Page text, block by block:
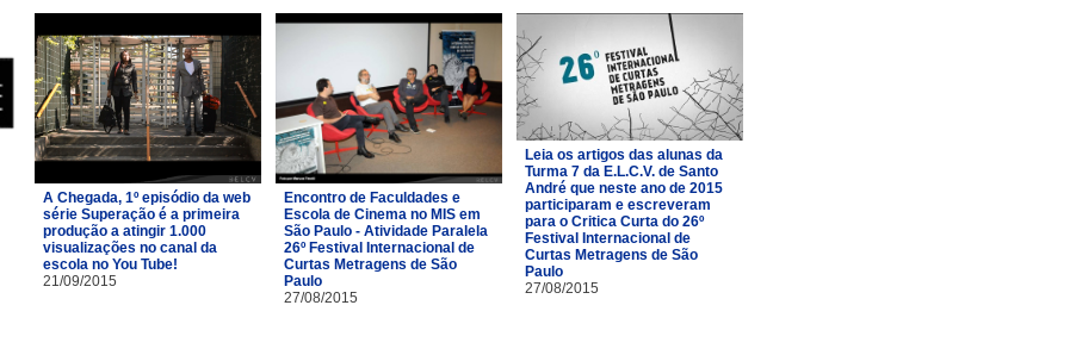
A Chegada, 1º episódio da web
série Superação é a primeira
produção a atingir 1.000
visualizações no canal da
escola no You Tube!
21/09/2015
Encontro de Faculdades e
Escola de Cinema no MIS em
São Paulo - Atividade Paralela
26º Festival Internacional de
Curtas Metragens de São
Paulo
27/08/2015
Leia os artigos das alunas da
Turma 7 da E.L.C.V. de Santo
André que neste ano de 2015
participaram e escreveram
para o Critica Curta do 26º
Festival Internacional de
Curtas Metragens de São
Paulo
27/08/2015